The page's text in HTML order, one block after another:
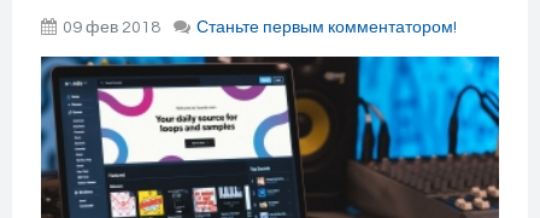
09 фев 2018 Станьте первым комментатором!